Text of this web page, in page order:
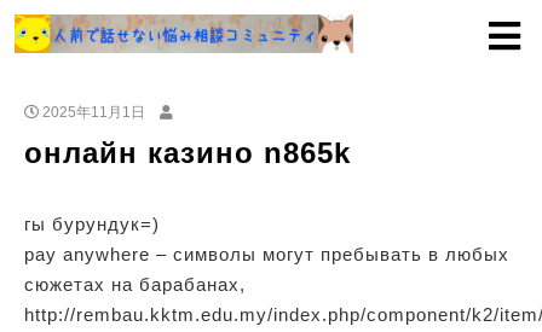
2025年11月1日
онлайн казино n865k
гы бурундук=)
pay anywhere – символы могут пребывать в любых
сюжетах на барабанах,
http://rembau.kktm.edu.my/index.php/component/k2/